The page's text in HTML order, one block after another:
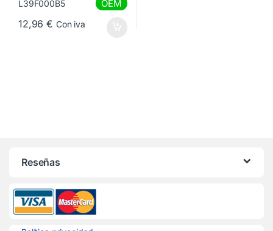
OEM
12,96€ Con iva
Reseñas